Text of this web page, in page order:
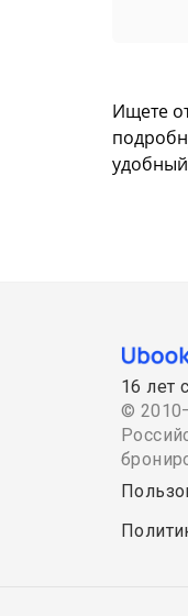
Ищете
16 лет
©